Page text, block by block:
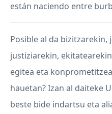
están naciendo entre
Posible al da
justiziarekin,
egitea eta
hauetan? Izan al daiteke
beste bide indartsu eta